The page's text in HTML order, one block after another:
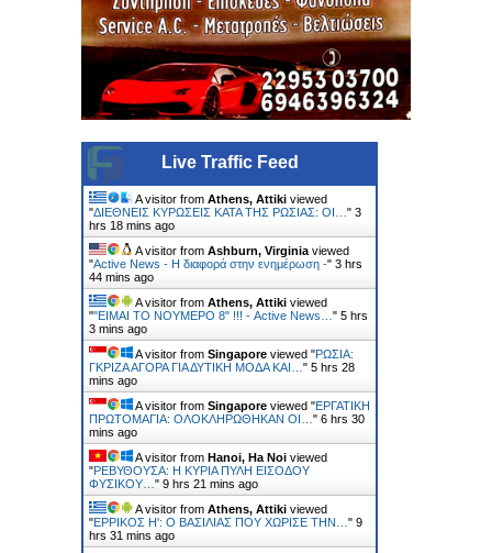
Live Traffic Feed
A visitor from Athens, Attiki viewed
"ΔΙΕΘΝΕΙΣ ΚΥΡΩΣΕΙΣ ΚΑΤΑ ΤΗΣ ΡΩΣΙΑΣ: ΟΙ… " 3
hrs 18 mins ago
A visitor from Ashburn, Virginia viewed
"Active News - Η διαφορά στην ενημέρωση -" 3 hrs
44 mins ago
A visitor from Athens, Attiki viewed
""ΕΙΜΑΙ ΤΟ ΝΟΥΜΕΡΟ 8" !!! - Active News… " 5 hrs
3 mins ago
A visitor from Singapore viewed "ΡΩΣΙΑ:
ΓΚΡΙΖΑ ΑΓΟΡΑ ΓΙΑ ΔΥΤΙΚΗ ΜΟΔΑ ΚΑΙ… " 5 hrs 28
mins ago
A visitor from Singapore viewed "ΕΡΓΑΤΙΚΗ
ΠΡΩΤΟΜΑΓΙΑ: ΟΛΟΚΛΗΡΩΘΗΚΑΝ ΟΙ… " 6 hrs 30
mins ago
A visitor from Hanoi, Ha Noi viewed
"ΡΕΒΥΘΟΥΣΑ: H ΚΥΡΙΑ ΠΥΛΗ ΕΙΣΟΔΟΥ
ΦΥΣΙΚΟΥ… " 9 hrs 21 mins ago
A visitor from Athens, Attiki viewed
"ΕΡΡΙΚΟΣ H': Ο ΒΑΣΙΛΙΑΣ ΠΟΥ ΧΩΡΙΣΕ ΤΗΝ… " 9
hrs 31 mins ago